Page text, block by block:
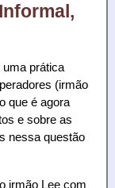
uma prática
(irmão
que é agora
e sobre as
nessa questão
irmão Lee com